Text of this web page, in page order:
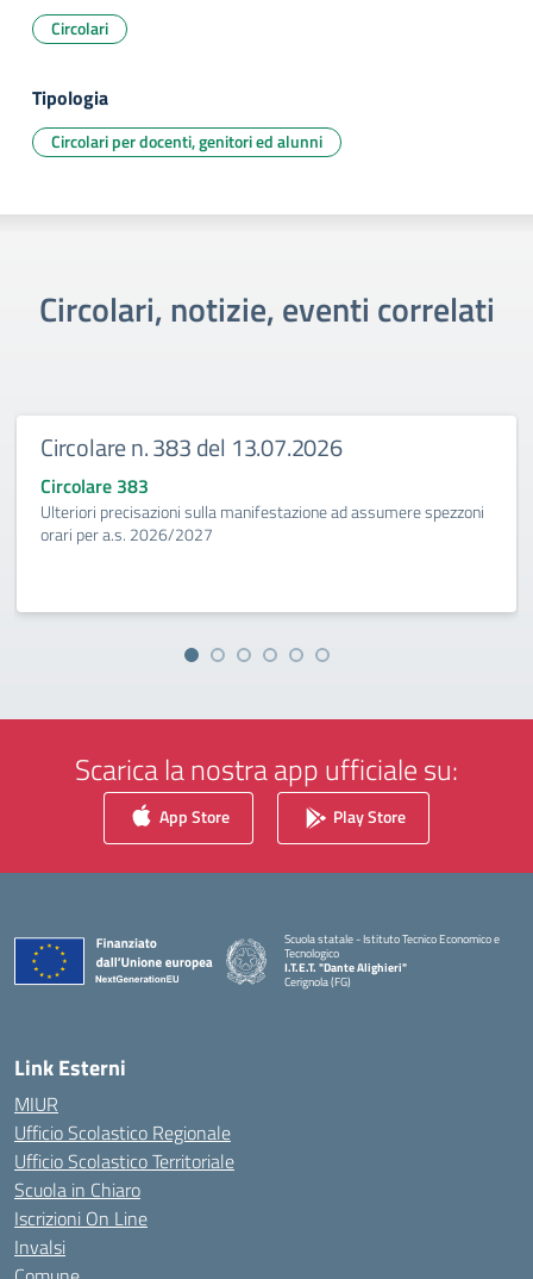
Circolari
Tipologia
Circolari per docenti, genitori ed alunni
Circolari, notizie, eventi correlati
Circolare n. 383 del 13.07.2026
Circolare 383
Ulteriori precisazioni sulla manifestazione ad assumere spezzoni
orari per a.s. 2026/2027
Scarica la nostra app ufficiale su:
App Store Play Store
Scuola statale - Istituto Tecnico Economico e
Tecnologico
I.T.E.T. "Dante Alighieri"
Cerignola (FG)
— Visita la pagina iniziale della scuola
Link Esterni
MIUR
Ufficio Scolastico Regionale
Ufficio Scolastico Territoriale
Scuola in Chiaro
Iscrizioni On Line
Invalsi